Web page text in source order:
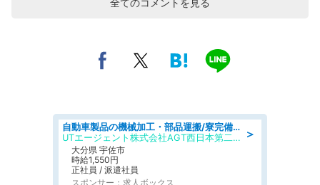
全てのコメントを見る
＞
自動車製品の機械加工・部品運搬/寮完備/日払い/工場・製造
UTエージェント株式会社AGT西日本第二CU
大分県 宇佐市
時給1,550円
正社員 / 派遣社員
スポンサー：求人ボックス